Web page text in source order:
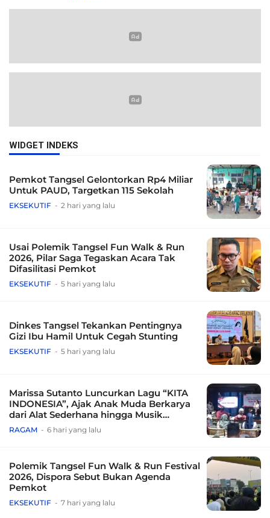
WIDGET INDEKS
Pemkot Tangsel Gelontorkan Rp4 Miliar
Untuk PAUD, Targetkan 115 Sekolah
EKSEKUTIF 2 hari yang lalu
Usai Polemik Tangsel Fun Walk & Run
2026, Pilar Saga Tegaskan Acara Tak
Difasilitasi Pemkot
EKSEKUTIF 5 hari yang lalu
Dinkes Tangsel Tekankan Pentingnya
Gizi Ibu Hamil Untuk Cegah Stunting
EKSEKUTIF 5 hari yang lalu
Marissa Sutanto Luncurkan Lagu “KITA
INDONESIA”, Ajak Anak Muda Berkarya
dari Alat Sederhana hingga Musik
Tradisional
RAGAM 6 hari yang lalu
Polemik Tangsel Fun Walk & Run Festival
2026, Dispora Sebut Bukan Agenda
Pemkot
EKSEKUTIF 7 hari yang lalu